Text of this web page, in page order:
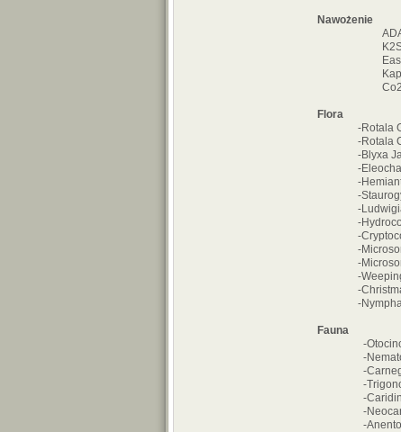
Nawożenie
ADA
Easy
Kapsułki
Co2
Flora
-Rotala
-Rotala
-Blyxa
-
-
-
-Ludwigia
-
-
-
-
-Weeping
-
-
Fauna
-
-
-
-
-Caridina
-
-